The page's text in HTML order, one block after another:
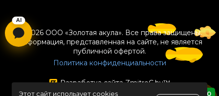
© 2026 ООО «Золотая акула». Все права защищены.
Информация, представленная на сайте, не является
публичной офертой.
Политика конфиденциальности
Разработка сайтаZmitroC.by™
0
Этот сайт использует cookies